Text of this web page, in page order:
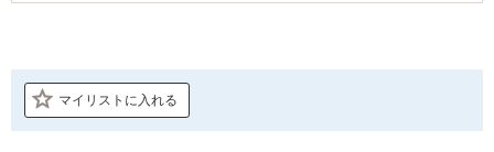
マイリストに入れる